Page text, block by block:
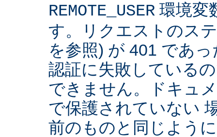
REMOTE_USER 環境変
す。リクエストのス
を参照) が 401 であ
認証に失敗している
できません。ドキュ
で保護されていない
前のものと同じよう